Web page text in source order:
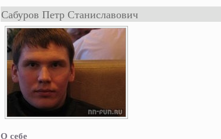
Сабуров Петр Станиславович
О себе